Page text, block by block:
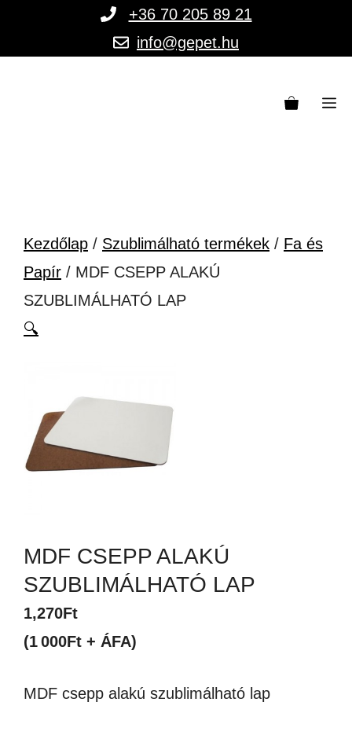
+36 70 205 89 21
info@gepet.hu
Kezdőlap / Szublimálható termékek / Fa és
Papír / MDF CSEPP ALAKÚ
SZUBLIMÁLHATÓ LAP
🔍
MDF CSEPP ALAKÚ
SZUBLIMÁLHATÓ LAP
1,270Ft
(1 000Ft + ÁFA)
MDF csepp alakú szublimálható lap